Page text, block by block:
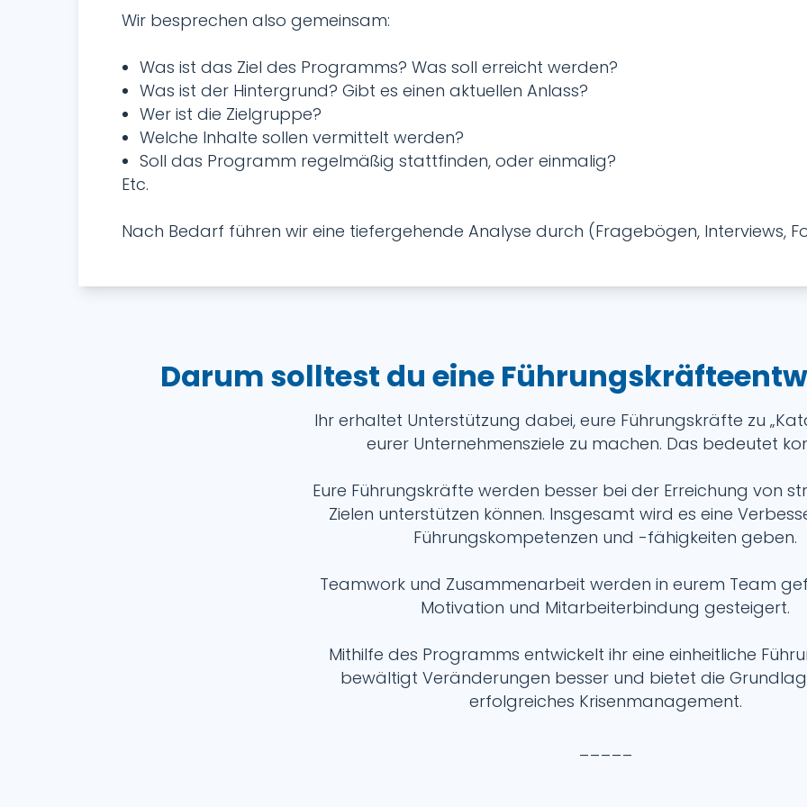
Wir besprechen also gemeinsam:
Was ist das Ziel des Programms? Was soll erreicht werden?
Was ist der Hintergrund? Gibt es einen aktuellen Anlass?
Wer ist die Zielgruppe?
Welche Inhalte sollen vermittelt werden?
Soll das Programm regelmäßig stattfinden, oder einmalig?
Etc.
Nach Bedarf führen wir eine tiefergehende Analyse durch (Fragebögen, Interviews,
Darum solltest du eine
Ihr erhaltet Unterstützung dabei, eure Führungskräfte zu
eurer Unternehmensziele zu machen. Das bedeutet
Eure Führungskräfte werden besser bei der Erreichung von
Zielen unterstützen können. Insgesamt wird es eine
Führungskompetenzen und -fähigkeiten geben.
Teamwork und Zusammenarbeit werden in eurem Team
Motivation und Mitarbeiterbindung gesteigert.
Mithilfe des Programms entwickelt ihr eine einheitliche
bewältigt Veränderungen besser und bietet die
erfolgreiches Krisenmanagement.